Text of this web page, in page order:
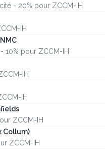
- 20% pour ZCCM-IH
IH
10% pour ZCCM-IH
IH
IH
ZCCM-IH
Collum)
ZCCM-IH